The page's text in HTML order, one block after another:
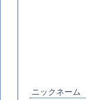
ニックネーム